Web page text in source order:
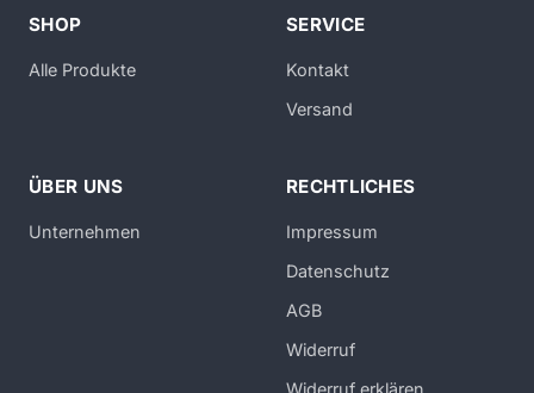
SHOP
Alle Produkte
SERVICE
Kontakt
Versand
ÜBER UNS
Unternehmen
RECHTLICHES
Impressum
Datenschutz
AGB
Widerruf
Widerruf erklären